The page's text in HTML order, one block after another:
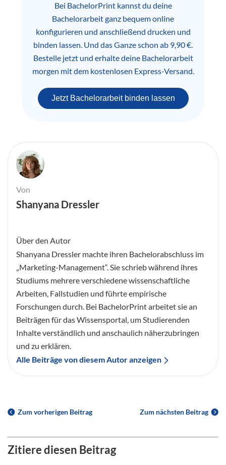
Bei BachelorPrint kannst du deine
Bachelorarbeit ganz bequem online
konfigurieren und anschließend drucken und
binden lassen. Und das Ganze schon ab 9,90 €.
Bestelle jetzt und erhalte deine Bachelorarbeit
morgen mit dem kostenlosen Express-Versand.
Jetzt Bachelorarbeit binden lassen
Von
Shanyana Dressler
Über den Autor
Shanyana Dressler machte ihren Bachelorabschluss im
„Marketing-Management“. Sie schrieb während ihres
Studiums mehrere verschiedene wissenschaftliche
Arbeiten, Fallstudien und führte empirische
Forschungen durch. Bei BachelorPrint arbeitet sie an
Beiträgen für das Wissensportal, um Studierenden
Inhalte verständlich und anschaulich näherzubringen
und zu erklären.
Alle Beiträge von diesem Autor anzeigen
Zum vorherigen Beitrag Zum nächsten Beitrag
Zitiere diesen Beitrag